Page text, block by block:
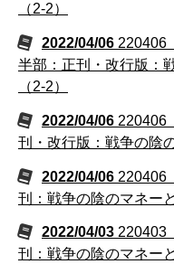
（2-2）
2022/04/06 220406
半部：正刊・改行版：
（2-2）
2022/04/06 220406
刊・改行版：戦争の陰
2022/04/06 220406
刊：戦争の陰のマネー
2022/04/03 220403
刊：戦争の陰のマネー